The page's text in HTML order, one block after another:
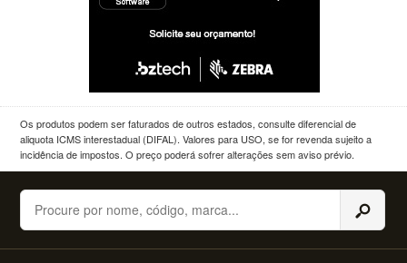
Os produtos podem ser faturados de outros estados, consulte diferencial de
aliquota ICMS interestadual (DIFAL). Valores para USO, se for revenda sujeito a
incidência de impostos. O preço poderá sofrer alterações sem aviso prévio.
Buscar